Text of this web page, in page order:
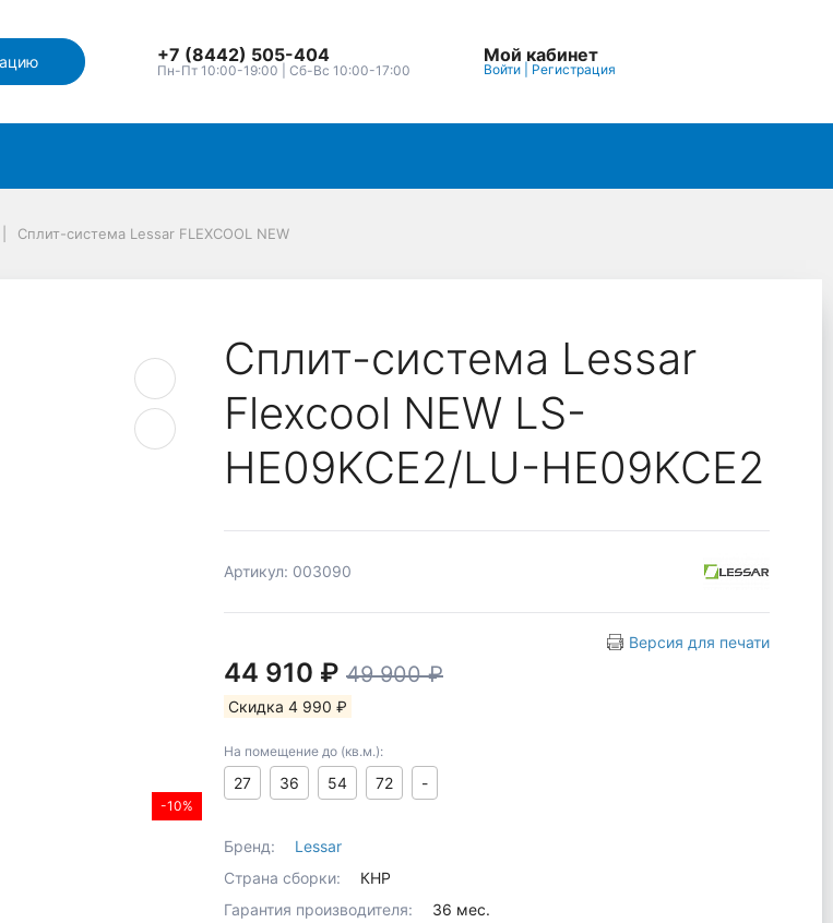
+7 (8442) 505-404
Пн-Пт 10:00-19:00 | Сб-Вс 10:00-17:00
Мой кабинет
Войти| Регистрация
Сплит-система Lessar FLEXCOOL NEW
-10%
Сплит-система Lessar
Flexcool NEW LS-
HE09KCE2/LU-HE09KCE2
Артикул: 003090
Версия для печати
44 910 ₽ 49 900 ₽
Скидка 4 990 ₽
На помещение до (кв.м.):
27 36 54 72 -
Бренд:
Lessar
Страна сборки:
КНР
Гарантия производителя:
36 мес.